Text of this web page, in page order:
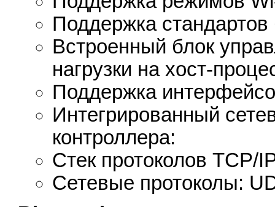
Поддержка стандартов
Встроенный блок
нагрузки на хост-
Поддержка
Интегрированный
контроллера:
Стек протоколов TCP/
Сетевые протоколы: